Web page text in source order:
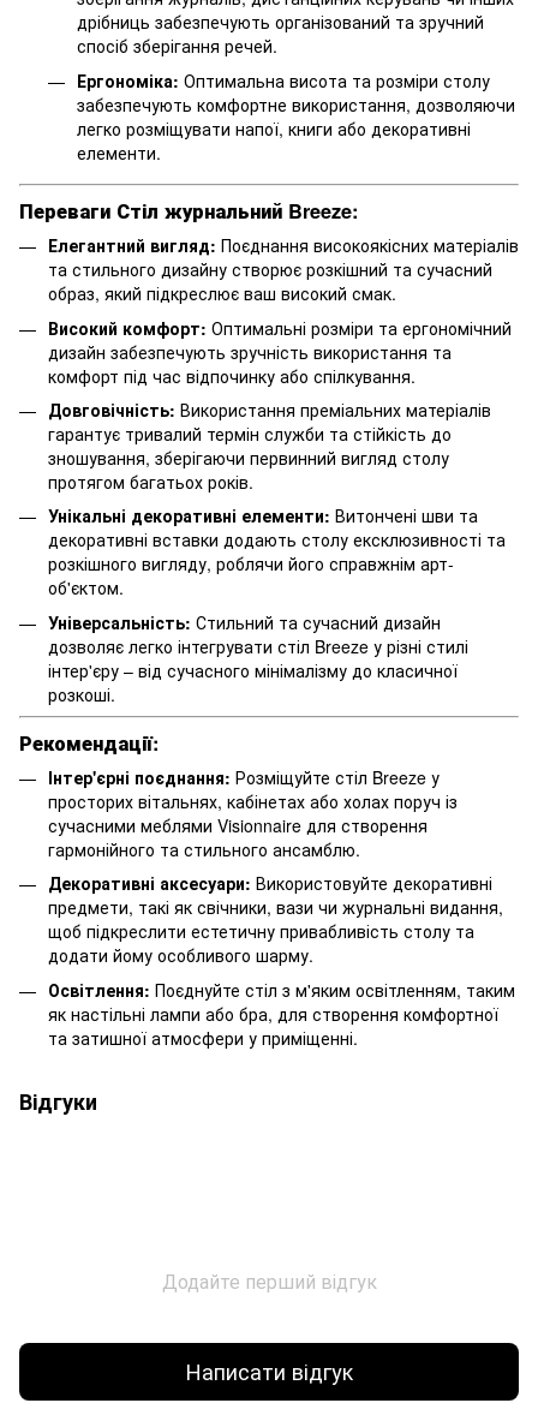
дрібниць забезпечують організований та зручний
спосіб зберігання речей.
Ергономіка: Оптимальна висота та розміри столу
забезпечують комфортне використання, дозволяючи
легко розміщувати напої, книги або декоративні
елементи.
Переваги Стіл журнальний Breeze:
Елегантний вигляд: Поєднання високоякісних матеріалів
та стильного дизайну створює розкішний та сучасний
образ, який підкреслює ваш високий смак.
Високий комфорт: Оптимальні розміри та ергономічний
дизайн забезпечують зручність використання та
комфорт під час відпочинку або спілкування.
Довговічність: Використання преміальних матеріалів
гарантує тривалий термін служби та стійкість до
зношування, зберігаючи первинний вигляд столу
протягом багатьох років.
Унікальні декоративні елементи: Витончені шви та
декоративні вставки додають столу ексклюзивності та
розкішного вигляду, роблячи його справжнім арт-
об'єктом.
Універсальність: Стильний та сучасний дизайн
дозволяє легко інтегрувати стіл Breeze у різні стилі
інтер'єру – від сучасного мінімалізму до класичної
розкоші.
Рекомендації:
Інтер'єрні поєднання: Розміщуйте стіл Breeze у
просторих вітальнях, кабінетах або холах поруч із
сучасними меблями Visionnaire для створення
гармонійного та стильного ансамблю.
Декоративні аксесуари: Використовуйте декоративні
предмети, такі як свічники, вази чи журнальні видання,
щоб підкреслити естетичну привабливість столу та
додати йому особливого шарму.
Освітлення: Поєднуйте стіл з м'яким освітленням, таким
як настільні лампи або бра, для створення комфортної
та затишної атмосфери у приміщенні.
Відгуки
Додайте перший відгук
Написати відгук